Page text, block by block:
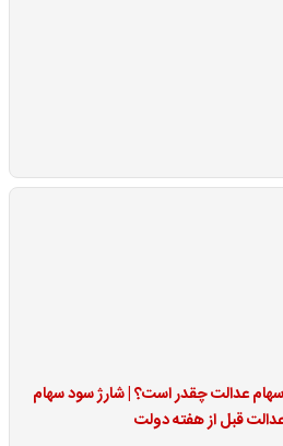
عدالت چقدر است؟ | شارژ سود سهام
قبل از هفته دولت